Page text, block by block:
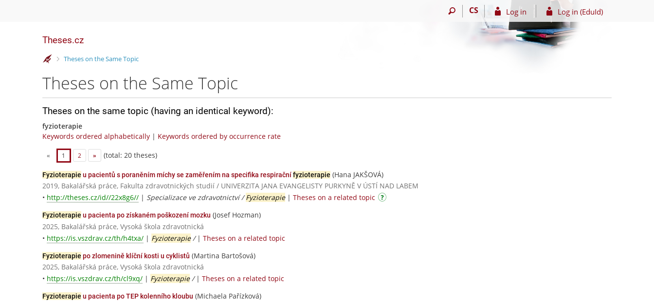
CS Log in Log in (EduId)
Theses.cz
>
Theses on the Same Topic
Theses on the Same Topic
Theses on the same topic (having an identical keyword):
fyzioterapie
Keywords ordered alphabetically | Keywords ordered by occurrence rate
« 1 2 » (total: 20 theses)
Fyzioterapie u pacientů s poraněním míchy se zaměřením na specifika respiračnífyzioterapie (Hana JAKŠOVÁ)
2019, Bakalářská práce, Fakulta zdravotnických studií / UNIVERZITA JANA EVANGELISTY PURKYNĚ V ÚSTÍ NAD LABEM
• http://theses.cz/id//22x8g6// | Specializace ve zdravotnictví /Fyzioterapie| Theses on a related topic
Fyzioterapie u pacienta po získaném poškození mozku (Josef Hozman)
2025, Bakalářská práce, Vysoká škola zdravotnická
• https://is.vszdrav.cz/th/h4txa/ | Fyzioterapie/ | Theses on a related topic
Fyzioterapie po zlomenině klíční kosti u cyklistů (Martina Bartošová)
2025, Bakalářská práce, Vysoká škola zdravotnická
• https://is.vszdrav.cz/th/cl9xq/ | Fyzioterapie/ | Theses on a related topic
Fyzioterapie u pacienta po TEP kolenního kloubu (Michaela Pařízková)